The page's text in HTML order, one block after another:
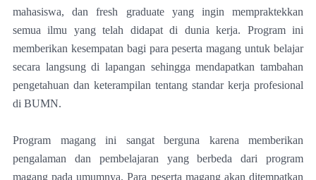
mahasiswa, dan fresh graduate yang ingin mempraktekkan
semua ilmu yang telah didapat di dunia kerja. Program ini
memberikan kesempatan bagi para peserta magang untuk belajar
secara langsung di lapangan sehingga mendapatkan tambahan
pengetahuan dan keterampilan tentang standar kerja profesional
di BUMN.
Program magang ini sangat berguna karena memberikan
pengalaman dan pembelajaran yang berbeda dari program
magang pada umumnya. Para peserta magang akan ditempatkan